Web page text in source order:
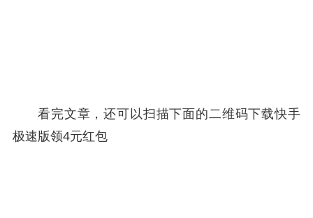
看完文章，还可以扫描下面的二维码下载快手
极速版领4元红包